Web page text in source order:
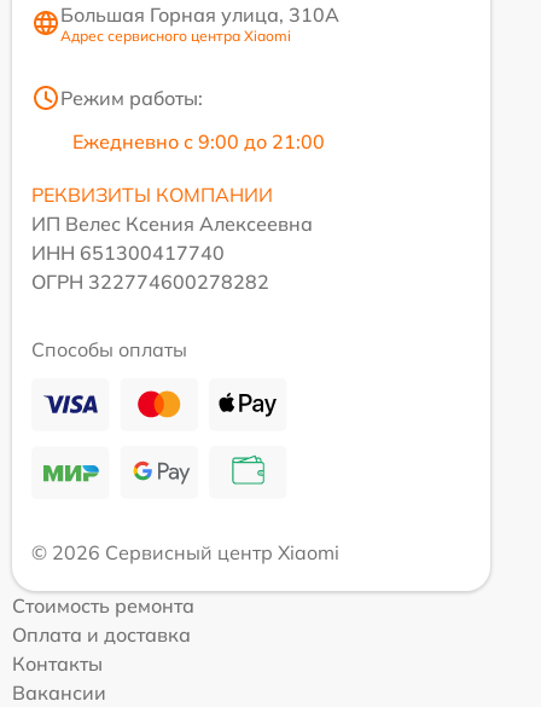
Большая Горная улица, 310А
Адрес сервисного центра Xiaomi
Режим работы:
Ежедневно с 9:00 до 21:00
РЕКВИЗИТЫ КОМПАНИИ
ИП Велес Ксения Алексеевна
ИНН 651300417740
ОГРН 322774600278282
Способы оплаты
© 2026 Сервисный центр Xiaomi
Стоимость ремонта
Оплата и доставка
Контакты
Вакансии